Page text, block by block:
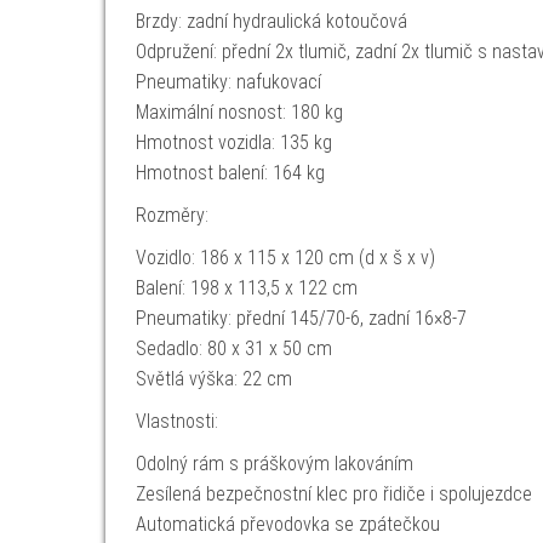
Brzdy: zadní hydraulická kotoučová
Odpružení: přední 2x tlumič, zadní 2x tlumič s
Pneumatiky: nafukovací
Maximální nosnost: 180 kg
Hmotnost vozidla: 135 kg
Hmotnost balení: 164 kg
Rozměry:
Vozidlo: 186 x 115 x 120 cm (d x š x v)
Balení: 198 x 113,5 x 122 cm
Pneumatiky: přední 145/70-6, zadní 16×8-7
Sedadlo: 80 x 31 x 50 cm
Světlá výška: 22 cm
Vlastnosti:
Odolný rám s práškovým lakováním
Zesílená bezpečnostní klec pro řidiče i spolujezdce
Automatická převodovka se zpátečkou